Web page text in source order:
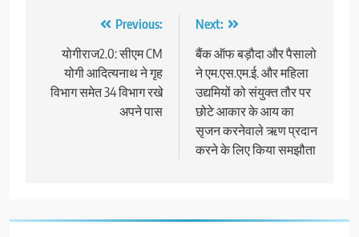
navigation
Previous:
योगीराज2.0: सीएम CM
योगी आदित्यनाथ ने गृह
विभाग समेत 34 विभाग रखे
अपने पास
Next:
बैंक ऑफ बड़ौदा और पैसालो
ने एम.एस.एम.ई. और महिला
उद्यमियों को संयुक्त तौर पर
छोटे आकार के आय का
सृजन करनेवाले ऋण प्रदान
करने के लिए किया समझौता